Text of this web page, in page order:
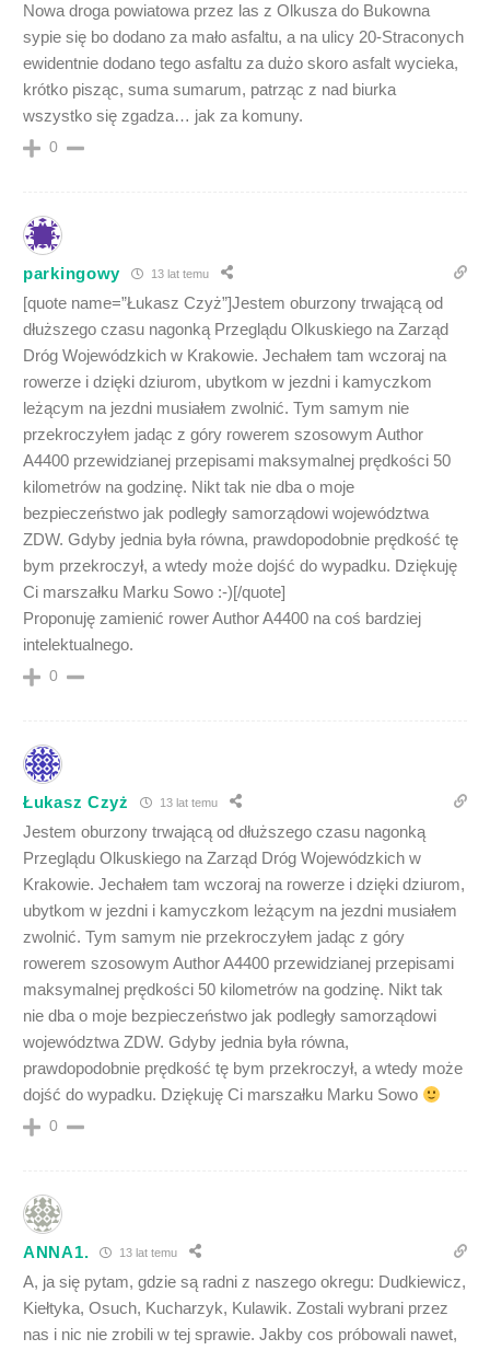
Nowa droga powiatowa przez las z Olkusza do Bukowna
sypie się bo dodano za mało asfaltu, a na ulicy 20-Straconych
ewidentnie dodano tego asfaltu za dużo skoro asfalt wycieka,
krótko pisząc, suma sumarum, patrząc z nad biurka
wszystko się zgadza… jak za komuny.
0
parkingowy 13 lat temu
[quote name=”Łukasz Czyż”]Jestem oburzony trwającą od
dłuższego czasu nagonką Przeglądu Olkuskiego na Zarząd
Dróg Wojewódzkich w Krakowie. Jechałem tam wczoraj na
rowerze i dzięki dziurom, ubytkom w jezdni i kamyczkom
leżącym na jezdni musiałem zwolnić. Tym samym nie
przekroczyłem jadąc z góry rowerem szosowym Author
A4400 przewidzianej przepisami maksymalnej prędkości 50
kilometrów na godzinę. Nikt tak nie dba o moje
bezpieczeństwo jak podległy samorządowi województwa
ZDW. Gdyby jednia była równa, prawdopodobnie prędkość tę
bym przekroczył, a wtedy może dojść do wypadku. Dziękuję
Ci marszałku Marku Sowo :-)[/quote]
Proponuję zamienić rower Author A4400 na coś bardziej
intelektualnego.
0
Łukasz Czyż 13 lat temu
Jestem oburzony trwającą od dłuższego czasu nagonką
Przeglądu Olkuskiego na Zarząd Dróg Wojewódzkich w
Krakowie. Jechałem tam wczoraj na rowerze i dzięki dziurom,
ubytkom w jezdni i kamyczkom leżącym na jezdni musiałem
zwolnić. Tym samym nie przekroczyłem jadąc z góry
rowerem szosowym Author A4400 przewidzianej przepisami
maksymalnej prędkości 50 kilometrów na godzinę. Nikt tak
nie dba o moje bezpieczeństwo jak podległy samorządowi
województwa ZDW. Gdyby jednia była równa,
prawdopodobnie prędkość tę bym przekroczył, a wtedy może
dojść do wypadku. Dziękuję Ci marszałku Marku Sowo
0
ANNA1. 13 lat temu
A, ja się pytam, gdzie są radni z naszego okregu: Dudkiewicz,
Kiełtyka, Osuch, Kucharzyk, Kulawik. Zostali wybrani przez
nas i nic nie zrobili w tej sprawie. Jakby cos próbowali nawet,